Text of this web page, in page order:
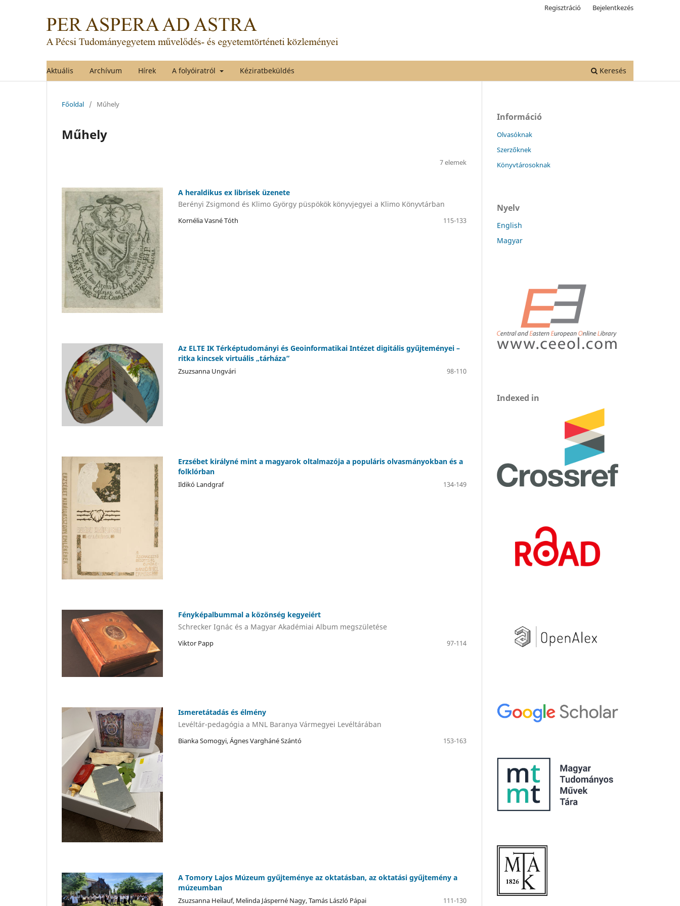
Aktuális Archívum Hírek A folyóiratról Kéziratbeküldés Keresés
Regisztráció Bejelentkezés
Főoldal / Műhely
Műhely
7 elemek
A heraldikus ex librisek üzenete
Berényi Zsigmond és Klimo György püspökök könyvjegyei a Klimo Könyvtárban
Kornélia Vasné Tóth 115-133
Az ELTE IK Térképtudományi és Geoinformatikai Intézet digitális gyűjteményei –
ritka kincsek virtuális „tárháza”
Zsuzsanna Ungvári 98-110
Erzsébet királyné mint a magyarok oltalmazója a populáris olvasmányokban és a
folklórban
Ildikó Landgraf 134-149
Fényképalbummal a közönség kegyeiért
Schrecker Ignác és a Magyar Akadémiai Album megszületése
Viktor Papp 97-114
Ismeretátadás és élmény
Levéltár-pedagógia a MNL Baranya Vármegyei Levéltárában
Bianka Somogyi, Ágnes Vargháné Szántó 153-163
A Tomory Lajos Múzeum gyűjteménye az oktatásban, az oktatási gyűjtemény a
múzeumban
Zsuzsanna Heilauf, Melinda Jásperné Nagy, Tamás László Pápai 111-130
Információ
Olvasóknak
Szerzőknek
Könyvtárosoknak
Nyelv
English
Magyar
Indexed in